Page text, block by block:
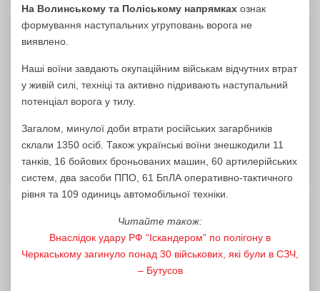
На Волинському та Поліському напрямках ознак
формування наступальних угруповань ворога не
виявлено.
Наші воїни завдають окупаційним військам відчутних втрат
у живій силі, техніці та активно підривають наступальний
потенціал ворога у тилу.
Загалом, минулої доби втрати російських загарбників
склали 1350 осіб. Також українські воїни знешкодили 11
танків, 16 бойових броньованих машин, 60 артилерійських
систем, два засоби ППО, 61 БпЛА оперативно-тактичного
рівня та 109 одиниць автомобільної техніки.
Читайте також:
Внаслідок удару РФ “Іскандером” по полігону в
Черкаському загинуло понад 30 військових, які були в СЗЧ,
– Бутусов